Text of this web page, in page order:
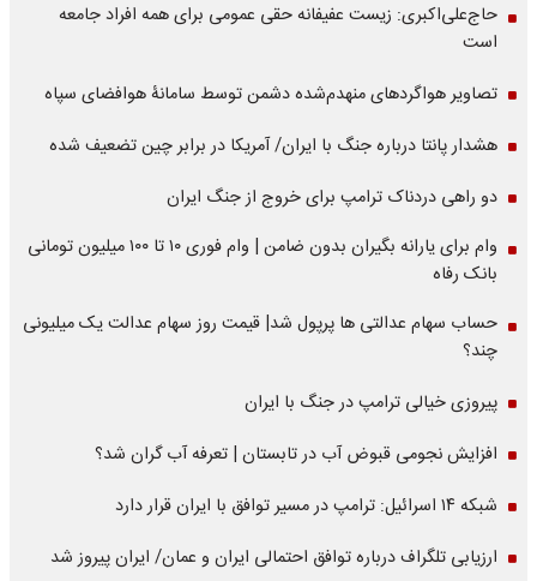
حاج‌علی‌اکبری: زیست عفیفانه حقی عمومی برای همه افراد جامعه
است
تصاویر هواگردهای منهدم‌شده دشمن توسط سامانۀ هوافضای سپاه
هشدار پانتا درباره جنگ با ایران/ آمریکا در برابر چین تضعیف شده
دو راهی دردناک ترامپ برای خروج از جنگ ایران
وام برای یارانه بگیران بدون ضامن | وام فوری ۱۰ تا ۱۰۰ میلیون تومانی
بانک رفاه
حساب سهام عدالتی ها پرپول شد| قیمت روز سهام عدالت یک میلیونی
چند؟
پیروزی خیالی ترامپ در جنگ با ایران
افزایش نجومی قبوض آب در تابستان | تعرفه آب گران شد؟
شبکه ۱۴ اسرائیل: ترامپ در مسیر توافق با ایران قرار دارد
ارزیابی تلگراف درباره توافق احتمالی ایران و عمان/ ایران پیروز شد